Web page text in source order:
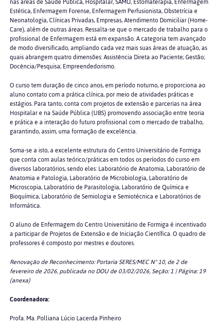
Estética, Enfermagem Forense, Enfermagem Perfusionista, Obstetrícia e
Neonatologia, Clínicas Privadas, Empresas, Atendimento Domiciliar (Home-
Care), além de outras áreas. Ressalta-se que o mercado de trabalho para o
profissional de Enfermagem está em expansão. A categoria tem avançado
de modo diversificado, ampliando cada vez mais suas áreas de atuação, as
quais abrangem quatro dimensões: Assistência Direta ao Paciente; Gestão;
Docência/Pesquisa; Empreendedorismo.
O curso tem duração de cinco anos, em período noturno, e proporciona ao
aluno contato com a prática clínica, por meio de atividades práticas e
estágios. Para tanto, conta com projetos de extensão e parcerias na área
Hospitalar e na Saúde Pública (UBS) promovendo associação entre teoria
e prática e a interação do futuro profissional com o mercado de trabalho,
garantindo, assim, uma formação de excelência.
Soma-se a isto, a excelente estrutura do Centro Universitário de Formiga
que conta com aulas teórico/práticas em todos os períodos do curso em
diversos laboratórios, sendo eles: Laboratório de Anatomia, Laboratório de
Anatomia e Patologia, Laboratório de Microbiologia, Laboratório de
Microscopia, Laboratório de Parasitologia, Laboratório de Química e
Bioquímica, Laboratório de Semiologia e Semiotécnica e Laboratórios de
Informática.
O aluno de Enfermagem do Centro Universitário de Formiga é incentivado
a participar de Projetos de Extensão e de Iniciação Científica. O quadro de
professores é composto por mestres e doutores.
Renovação de Reconhecimento:Portaria SERES/MEC N° 10, de 2 de
fevereiro de 2026, publicada no DOU de 03/02/2026, Seção: 1 | Página: 19
(anexa)
Coordenadora:
Profa. Ma. Polliana Lúcio Lacerda Pinheiro